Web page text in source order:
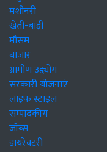
मशीनरी
खेती-बाड़ी
मौसम
बाजार
ग्रामीण उद्द्योग
सरकारी योजनाएं
लाइफ स्टाइल
सम्पादकीय
जॉब्स
डायरेक्टरी